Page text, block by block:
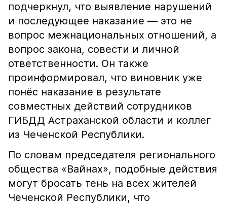
подчеркнул, что выявление нарушений
и последующее наказание — это не
вопрос межнациональных отношений, а
вопрос закона, совести и личной
ответственности. Он также
проинформировал, что виновник уже
понёс наказание в результате
совместных действий сотрудников
ГИБДД Астраханской области и коллег
из Чеченской Республики.
По словам председателя регионального
общества «Вайнах», подобные действия
могут бросать тень на всех жителей
Чеченской Республики, что